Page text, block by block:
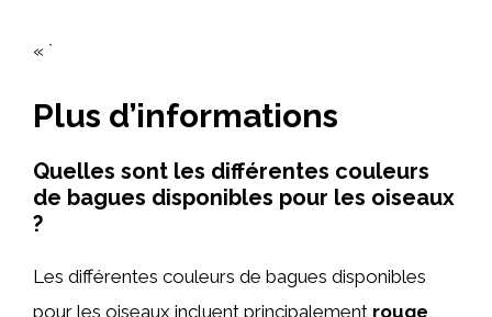
« `
Plus d’informations
Quelles sont les différentes couleurs
de bagues disponibles pour les oiseaux
?
Les différentes couleurs de bagues disponibles
pour les oiseaux incluent principalement rouge